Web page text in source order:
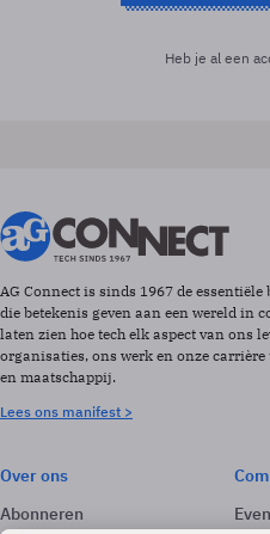
Heb je al een
AG Connect is sinds 1967 de
die betekenis geven aan een wereld in
laten zien hoe tech elk aspect van ons
organisaties, ons werk en onze
en maatschappij.
Lees ons manifest >
Over ons
Abonneren